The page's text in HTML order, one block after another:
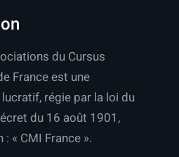
du Cursus
France est une
régie par la loi du
du 16 août 1901,
« CMI France ».